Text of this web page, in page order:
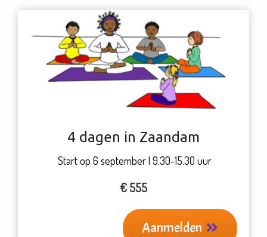
4 dagen in Zaandam
Start op 6 september | 9.30-15.30 uur
€ 555
Aanmelden